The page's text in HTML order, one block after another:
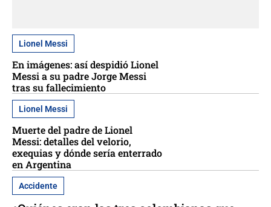
Lionel Messi
En imágenes: así despidió Lionel
Messi a su padre Jorge Messi
tras su fallecimiento
Lionel Messi
Muerte del padre de Lionel
Messi: detalles del velorio,
exequias y dónde sería enterrado
en Argentina
Accidente